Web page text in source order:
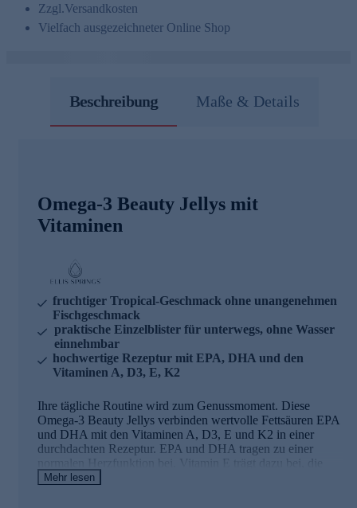
Zzgl.Versandkosten
Vielfach ausgezeichneter Online Shop
Beschreibung Maße & Details
Omega-3 Beauty Jellys mit
Vitaminen
fruchtiger Tropical-Geschmack ohne unangenehmen
Fischgeschmack
praktische Einzelblister für unterwegs, ohne Wasser
einnehmbar
hochwertige Rezeptur mit EPA, DHA und den
Vitaminen A, D3, E, K2
Ihre tägliche Routine wird zum Genussmoment. Diese
Omega-3 Beauty Jellys verbinden wertvolle Fettsäuren EPA
und DHA mit den Vitaminen A, D3, E und K2 in einer
durchdachten Rezeptur. EPA und DHA tragen zu einer
normalen Herzfunktion bei. Vitamin E trägt dazu bei, die
Zellen vor oxidativem Stress zu schützen. Vitamin A und D
Mehr lesen